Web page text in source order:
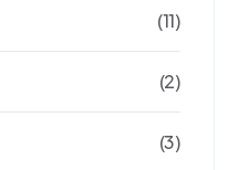
(11)
(2)
(3)